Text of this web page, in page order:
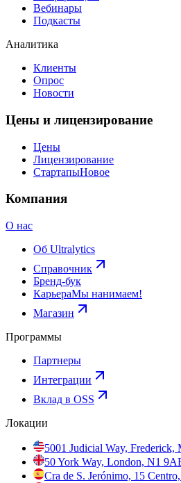
Вебинары
Подкасты
Аналитика
Клиенты
Опрос
Новости
Цены и лицензирование
Цены
Лицензирование
СтартапыНовое
Компания
О нас
Об Ultralytics
Справочник
Бренд-бук
КарьераМы нанимаем!
Магазин
Программы
Партнеры
Интеграции
Вклад в OSS
Локации
5001 Judicial Way, Frederick,
50 York Way, London, N1
Cra de S. Jerónimo, 15